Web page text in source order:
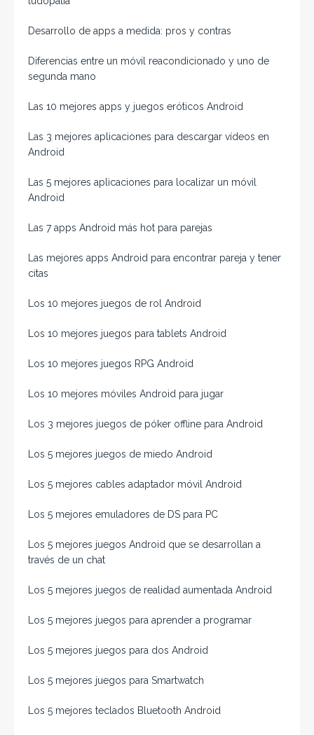
Desarrollo de apps a medida: pros y contras
Diferencias entre un móvil reacondicionado y uno de
segunda mano
Las 10 mejores apps y juegos eróticos Android
Las 3 mejores aplicaciones para descargar vídeos en
Android
Las 5 mejores aplicaciones para localizar un móvil
Android
Las 7 apps Android más hot para parejas
Las mejores apps Android para encontrar pareja y tener
citas
Los 10 mejores juegos de rol Android
Los 10 mejores juegos para tablets Android
Los 10 mejores juegos RPG Android
Los 10 mejores móviles Android para jugar
Los 3 mejores juegos de póker offline para Android
Los 5 mejores juegos de miedo Android
Los 5 mejores cables adaptador móvil Android
Los 5 mejores emuladores de DS para PC
Los 5 mejores juegos Android que se desarrollan a
través de un chat
Los 5 mejores juegos de realidad aumentada Android
Los 5 mejores juegos para aprender a programar
Los 5 mejores juegos para dos Android
Los 5 mejores juegos para Smartwatch
Los 5 mejores teclados Bluetooth Android